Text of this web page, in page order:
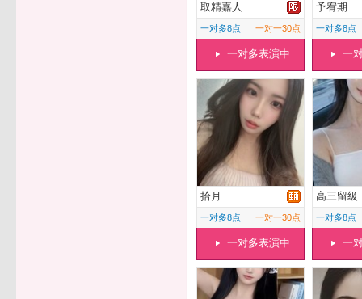
取精嘉人
一对多8点 一对一30点
一对多表演中
予宥期
一对多8点
一
拾月
一对多8点 一对一30点
一对多表演中
高三留級
一对多8点
一